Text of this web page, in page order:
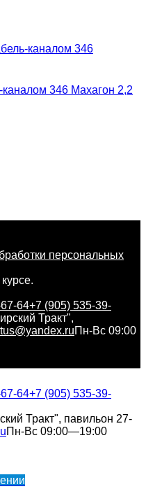
346 Махагон 2,2
персональных
64+7 (905) 535-39-
Тракт",
Пн-Вс 09:00
64+7 (905) 535-39-
Тракт", павильон 27-
Пн-Вс 09:00—19:00